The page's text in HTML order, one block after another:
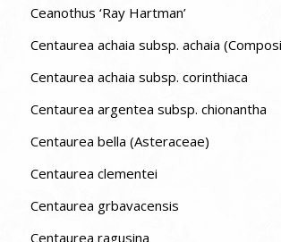
Ceanothus ‘Ray Hartman’
Centaurea achaia subsp. achaia
Centaurea achaia subsp. corinthiaca
Centaurea argentea subsp. chionantha
Centaurea bella (Asteraceae)
Centaurea clementei
Centaurea grbavacensis
Centaurea ragusina